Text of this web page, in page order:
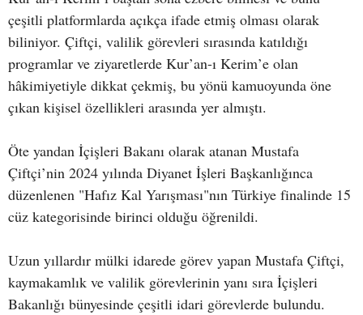
çeşitli platformlarda açıkça ifade etmiş olması olarak
biliniyor. Çiftçi, valilik görevleri sırasında katıldığı
programlar ve ziyaretlerde Kur’an-ı Kerim’e olan
hâkimiyetiyle dikkat çekmiş, bu yönü kamuoyunda öne
çıkan kişisel özellikleri arasında yer almıştı.
Öte yandan İçişleri Bakanı olarak atanan Mustafa
Çiftçi’nin 2024 yılında Diyanet İşleri Başkanlığınca
düzenlenen "Hafız Kal Yarışması"nın Türkiye finalinde 15
cüz kategorisinde birinci olduğu öğrenildi.
Uzun yıllardır mülki idarede görev yapan Mustafa Çiftçi,
kaymakamlık ve valilik görevlerinin yanı sıra İçişleri
Bakanlığı bünyesinde çeşitli idari görevlerde bulundu.